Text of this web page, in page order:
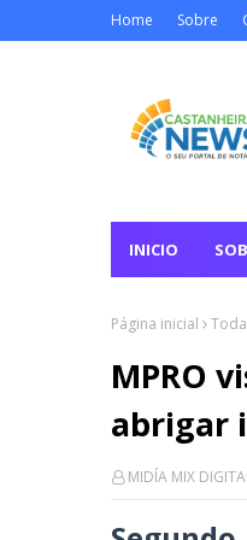
Home Sobre
INICIO
Página inicial
MPRO
abrigar
MIDÍA MIX